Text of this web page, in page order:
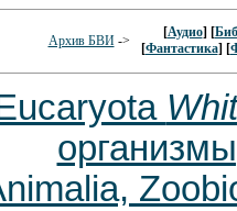
Архив БВИ->
[Аудио] [
[Фантастика] [